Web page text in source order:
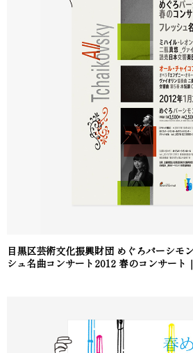
目黒区芸術文化振興財団 めぐろパーシモ
シュ名曲コンサート2012 春のコンサート